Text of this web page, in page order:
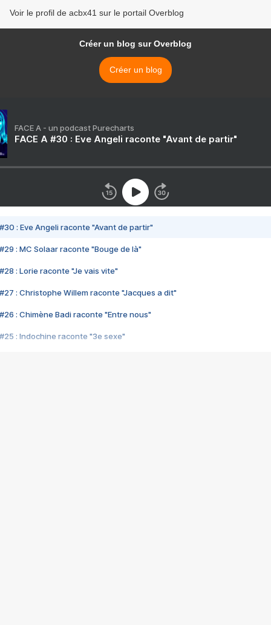
Voir le profil de acbx41 sur le portail Overblog
Créer un blog sur Overblog
Créer un blog
FACE A - un podcast Purecharts
FACE A #30 : Eve Angeli raconte "Avant de partir"
#30 : Eve Angeli raconte "Avant de partir"
#29 : MC Solaar raconte "Bouge de là"
#28 : Lorie raconte "Je vais vite"
#27 : Christophe Willem raconte "Jacques a dit"
#26 : Chimène Badi raconte "Entre nous"
#25 : Indochine raconte "3e sexe"